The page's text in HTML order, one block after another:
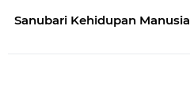
Sanubari Kehidupan Manusia